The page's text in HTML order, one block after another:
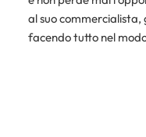
al suo
facendo tutto nel